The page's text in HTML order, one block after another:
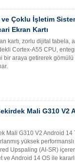
ve Çoklu İşletim
Ekran Kartı
kartı, zorlu dijital tabela,
Cortex-A55 CPU,
bir araya getirerek
Mali G310 V2
Mali G310 V2 Android 14
yüksek
Upspaling (AI-SR)
ve Android 14 OS ile